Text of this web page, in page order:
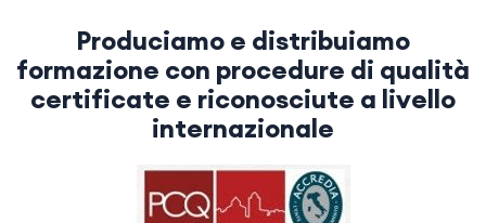
Produciamo e distribuiamo
formazione con procedure di qualità
certificate e riconosciute a livello
internazionale